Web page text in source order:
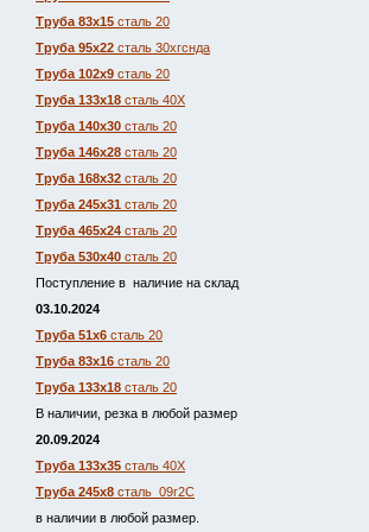
Труба 83х15 сталь 20
Труба 95х22 сталь 30хгснда
Труба 102х9 сталь 20
Труба 133х18 сталь 40Х
Труба 140х30 сталь 20
Труба 146х28 сталь 20
Труба 168х32 сталь 20
Труба 245х31 сталь 20
Труба 465х24 сталь 20
Труба 530х40 сталь 20
Поступление в наличие на склад
03.10.2024
Труба 51х6 сталь 20
Труба 83х16 сталь 20
Труба 133х18 сталь 20
В наличии, резка в любой размер
20.09.2024
Труба 133х35 сталь 40Х
Труба 245х8 сталь 09г2С
в наличии в любой размер.